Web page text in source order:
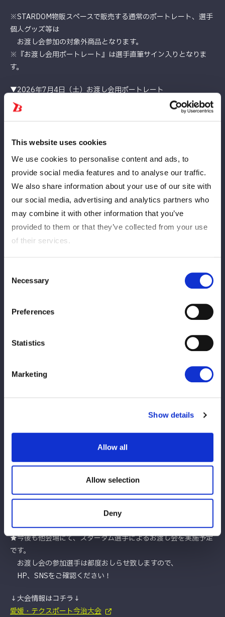
This website uses cookies
We use cookies to personalise content and ads, to
provide social media features and to analyse our traffic.
We also share information about your use of our site with
our social media, advertising and analytics partners who
may combine it with other information that you’ve
provided to them or that they’ve collected from your use
of their services.
Selection
Necessary
Preferences
Statistics
Marketing
Show details
Allow all
Allow selection
Deny
※STARDOM物販スペースで販売する通常のポートレート、選手
個人グッズ等は
お渡し会参加の対象外商品となります。
※『お渡し会用ポートレート』は選手直筆サイン入りとなりま
す。
▼2026年7月4日（土）お渡し会用ポートレート
販売価格：2,000円(税込) ※決済は現金のみ
【お渡し会注意事項】
※選手・スタッフへの暴力行為、暴言、誹謗中傷、公序良俗に反
主催者判断にて該当のお客様に退場していただくことがございま
す。
その他、各種ルールをお守りいただけないお客様についても、悪
質を判断した場合には退場していただきます。
その際、入場料金の返金等はございません。あらかじめご了承く
ださい。
※列が途切れ次第終了となります。
※公平かつ適正な運営のため、一度の参加につきポートレート購
入枚数をお一人様1枚までとさせていただきます。
※お会計後は、手になにも持たずお渡し会にご参加ください。
※スマートフォン等を取り出し選手に見せる、手渡そうとするな
※ファンレター、プレゼントなどあらゆる贈り物等はお受けでき
※選手への握手やボディータッチ等、身体的接触はお控えくださ
い。
※その他のご注意事項は大会ページの【ご観戦にあたっての禁止
※混雑回避の為、事前にお会計のご準備をお願いいたします。
※お客様1名ずつのお渡しとなります。複数名でのご参加はお断
りいたします。（未就学児のみ保護者様同伴でご参加いただけま
※時間の都合上、全てのお客様へ選手からお渡しできない可能性
がございます。あらかじめご了承ください。
★今後も他会場にて、スターダム選手によるお渡し会を実施予定
です。
お渡し会の参加選手は都度おしらせ致しますので、
HP、SNSをご確認ください！
↓大会情報はコチラ↓
愛媛・テクスポート今治大会